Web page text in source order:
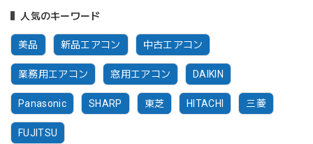
人気のキーワード
美品 新品エアコン 中古エアコン
業務用エアコン 窓用エアコン DAIKIN
Panasonic SHARP 東芝 HITACHI 三菱
FUJITSU